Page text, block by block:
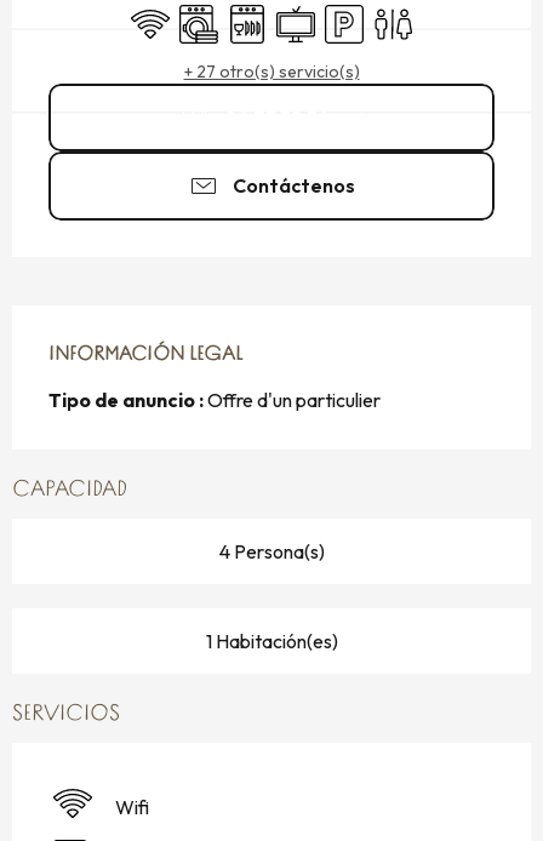
Wifi LavadoraLavavajillasTelevisiónAparcamiento
Aseos
+ 27 otro(s) servicio(s)
Contáctenos
INFORMACIÓN LEGAL
INFORMACIÓN LEGAL
Tipo de anuncio :Offre d'un particulier
CAPACIDAD
4 Persona(s)
1 Habitación(es)
SERVICIOS
Wifi